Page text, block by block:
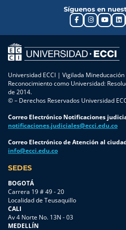
Síguenos en
Universidad ECCI | Vigilada Mineducación
Reconocimiento como Universidad:
de 2014.
© – Derechos Reservados Universidad
Correo Electrónico Notificaciones
notificaciones.judiciales@ecci.edu.co
Correo Electrónico de Atención al
info@ecci.edu.co
SEDES
BOGOTÁ
Carrera 19 # 49 - 20
Localidad de Teusaquillo
CALI
Av 4 Norte No. 13N - 03
MEDELLÍN